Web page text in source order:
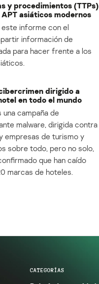
y procedimientos (TTPs)
asiáticos modernos
informe con el
información de
para hacer frente a los
dirigido a
en todo el mundo
campaña de
malware, dirigida contra
empresas de turismo y
sobre todo, pero no solo,
que han caído
marcas de hoteles.
CATEGORÍAS